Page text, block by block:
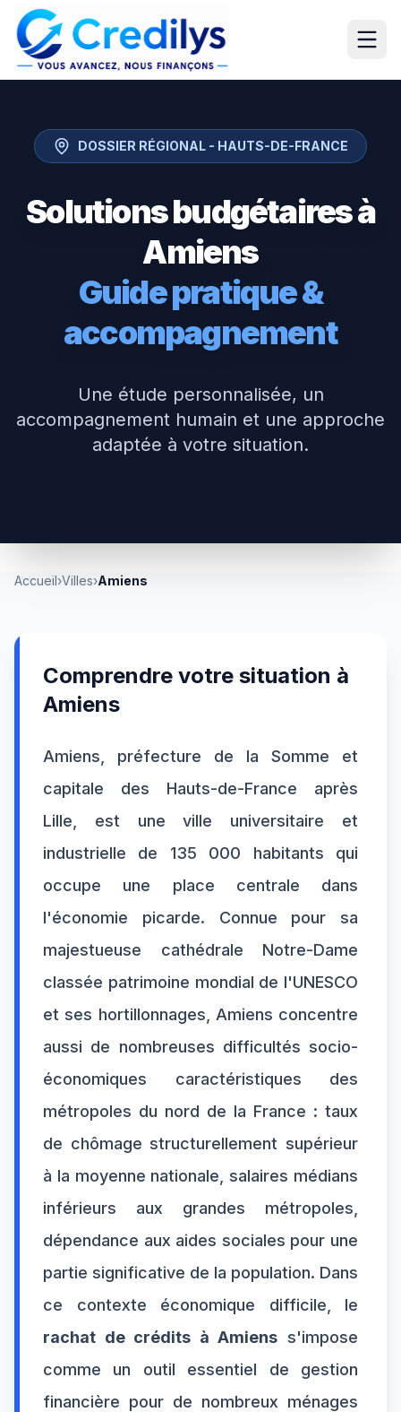
DOSSIER RÉGIONAL - HAUTS-DE-FRANCE
Solutions budgétaires à
Amiens
Guide pratique &
accompagnement
Une étude personnalisée, un
accompagnement humain et une approche
adaptée à votre situation.
Accueil›Villes›Amiens
Comprendre votre situation à
Amiens
Amiens, préfecture de la Somme et
capitale des Hauts-de-France après
Lille, est une ville universitaire et
industrielle de 135 000 habitants qui
occupe une place centrale dans
l'économie picarde. Connue pour sa
majestueuse cathédrale Notre-Dame
classée patrimoine mondial de l'UNESCO
et ses hortillonnages, Amiens concentre
aussi de nombreuses difficultés socio-
économiques caractéristiques des
métropoles du nord de la France : taux
de chômage structurellement supérieur
à la moyenne nationale, salaires médians
inférieurs aux grandes métropoles,
dépendance aux aides sociales pour une
partie significative de la population. Dans
ce contexte économique difficile, le
rachat de crédits à Amiens s'impose
comme un outil essentiel de gestion
financière pour de nombreux ménages